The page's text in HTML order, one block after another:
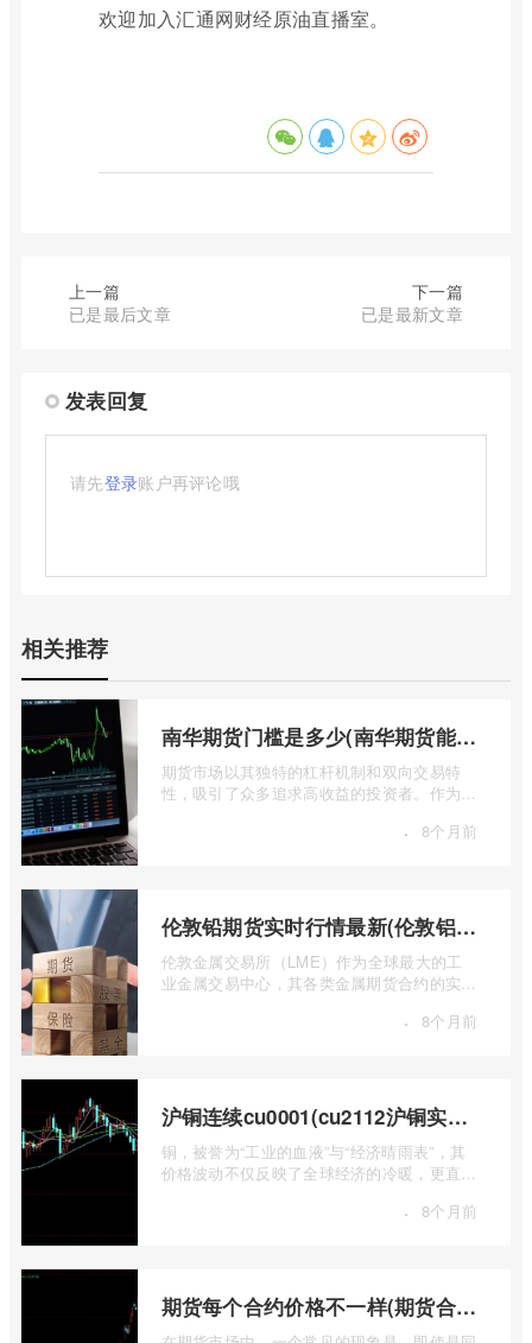
欢迎加入汇通网财经原油直播室。
上一篇
已是最后文章
下一篇
已是最新文章
发表回复
请先登录账户再评论哦
相关推荐
南华期货门槛是多少(南华期货能做国际期货吗)
期货市场以其独特的杠杆机制和双向交易特
性，吸引了众多追求高收益的投资者。作为中
· 8个月前
伦敦铅期货实时行情最新(伦敦铝锡期货实时行情)
伦敦金属交易所（LME）作为全球最大的工
业金属交易中心，其各类金属期货合约的实时
· 8个月前
沪铜连续cu0001(cu2112沪铜实时行情)
铜，被誉为“工业的血液”与“经济晴雨表”，其
价格波动不仅反映了全球经济的冷暖，更直接
· 8个月前
期货每个合约价格不一样(期货合约之间的价格差)